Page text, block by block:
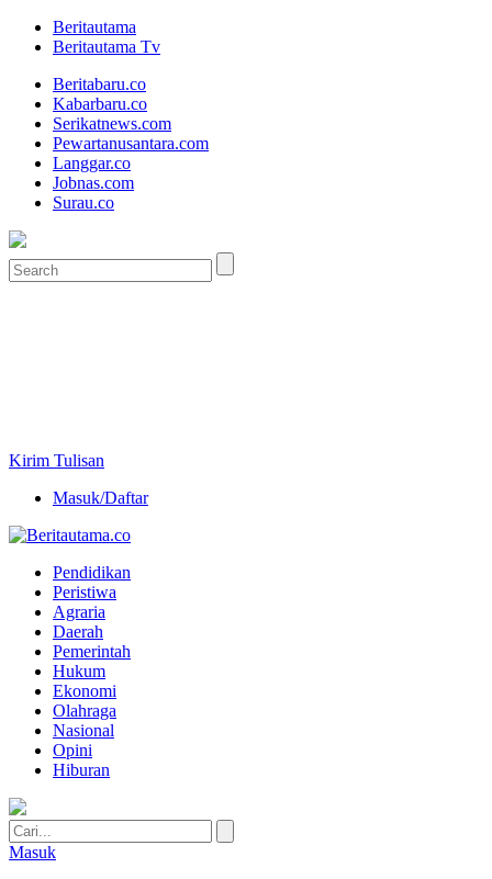
Beritautama
Beritautama Tv
Beritabaru.co
Kabarbaru.co
Serikatnews.com
Pewartanusantara.com
Langgar.co
Jobnas.com
Surau.co
Kirim Tulisan
Masuk/Daftar
Pendidikan
Peristiwa
Agraria
Daerah
Pemerintah
Hukum
Ekonomi
Olahraga
Nasional
Opini
Hiburan
Masuk